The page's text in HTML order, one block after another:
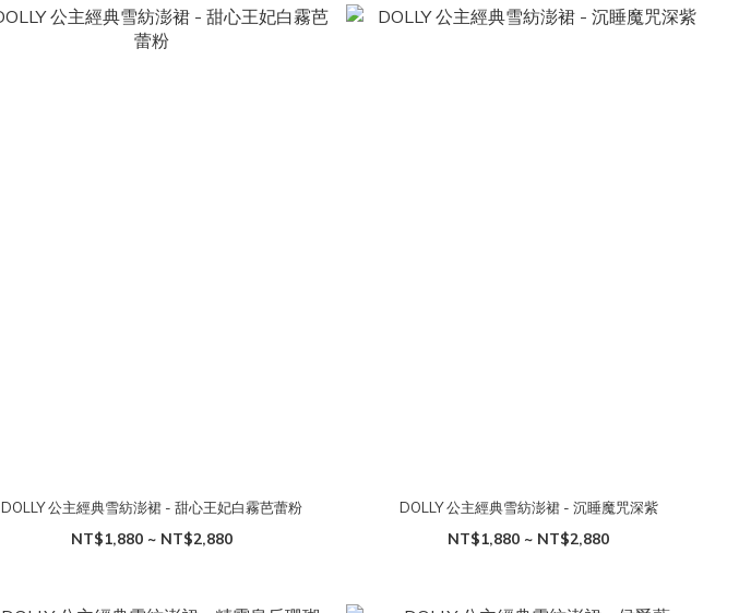
DOLLY 公主經典雪紡澎裙 - 甜心王妃白霧芭蕾粉
NT$1,880 ~ NT$2,880
DOLLY 公主經典雪紡澎裙 - 沉睡魔咒深紫
NT$1,880 ~ NT$2,880